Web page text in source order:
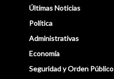
Últimas Noticias
Política
Administrativas
Economía
Seguridad y Orden Público